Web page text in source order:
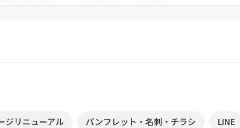
ジリニューアル パンフレット・名刺・チラシ LINE